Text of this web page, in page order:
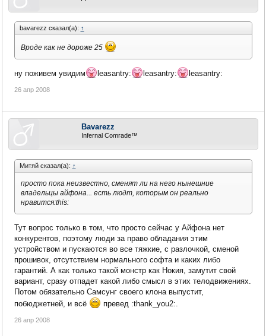
bavarezz сказал(а): ↑
Вроде как не дороже 25
ну поживем увидим leasantry: leasantry: leasantry:
26 апр 2008
Bavarezz
Infernal Comrade™
Митяй сказал(а): ↑
просто пока неизвестно, сменят ли на него нынешние
владельцы айфона... есть людт, которым он реально
нравится:this:
Тут вопрос только в том, что просто сейчас у Айфона нет
конкурентов, поэтому люди за право обладания этим
устройством и пускаются во все тяжкие, с разлочкой, сменой
прошивок, отсутствием нормального софта и каких либо
гарантий. А как только такой монстр как Нокия, замутит свой
вариант, сразу отпадет какой либо смысл в этих телодвижениях.
Потом обязательно Самсунг своего клона выпустит,
побюджетней, и всё
превед :thank_you2:.
26 апр 2008